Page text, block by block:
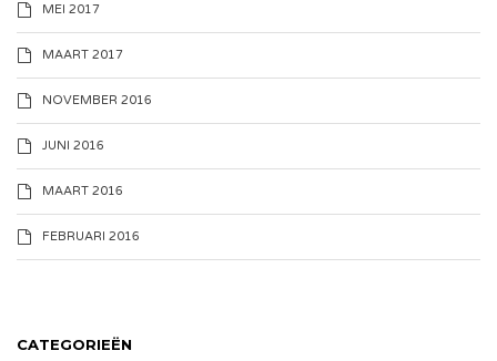
MEI 2017
MAART 2017
NOVEMBER 2016
JUNI 2016
MAART 2016
FEBRUARI 2016
CATEGORIEËN